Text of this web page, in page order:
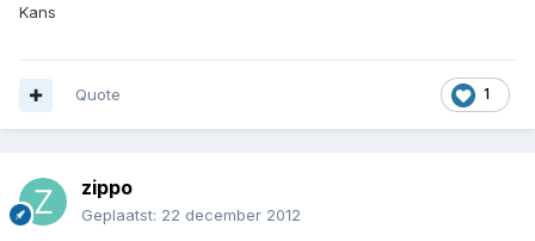
Kans
1
Quote
zippo
Geplaatst: 22 december 2012